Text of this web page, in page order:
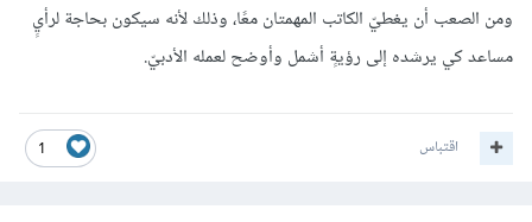
ومن الصعب أن يغطيّ الكاتب المهمتان معًا، وذلك لأنه سيكون بحاجة لرأيٍ
مساعد كي يرشده إلى رؤيةٍ أشمل وأوضح لعمله الأدبيّ.
1 اقتباس